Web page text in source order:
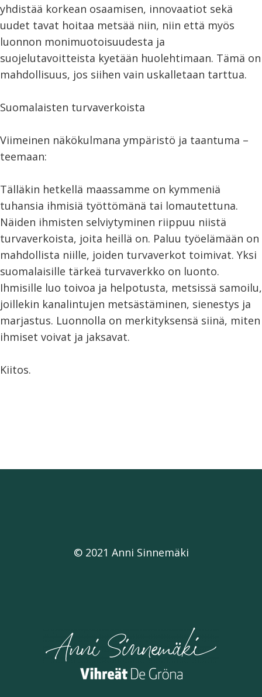
yhdistää korkean osaamisen, innovaatiot sekä
uudet tavat hoitaa metsää niin, niin että myös
luonnon monimuotoisuudesta ja
suojelutavoitteista kyetään huolehtimaan. Tämä on
mahdollisuus, jos siihen vain uskalletaan tarttua.
Suomalaisten turvaverkoista
Viimeinen näkökulmana ympäristö ja taantuma –
teemaan:
Tälläkin hetkellä maassamme on kymmeniä
tuhansia ihmisiä työttömänä tai lomautettuna.
Näiden ihmisten selviytyminen riippuu niistä
turvaverkoista, joita heillä on. Paluu työelämään on
mahdollista niille, joiden turvaverkot toimivat. Yksi
suomalaisille tärkeä turvaverkko on luonto.
Ihmisille luo toivoa ja helpotusta, metsissä samoilu,
joillekin kanalintujen metsästäminen, sienestys ja
marjastus. Luonnolla on merkityksensä siinä, miten
ihmiset voivat ja jaksavat.
Kiitos.
© 2021 Anni Sinnemäki